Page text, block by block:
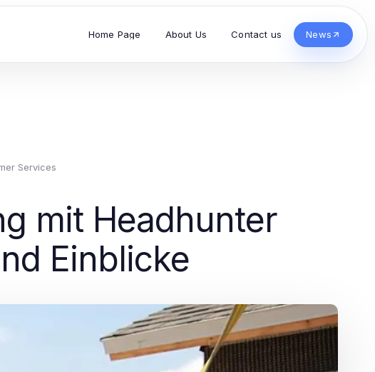
Home Page About Us Contact us News
Services
mit Headhunter
Einblicke